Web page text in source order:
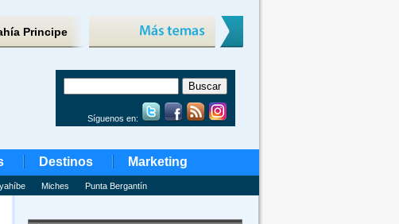
Principe
Síguenos en:
Destinos Marketing
Miches Punta Bergantín